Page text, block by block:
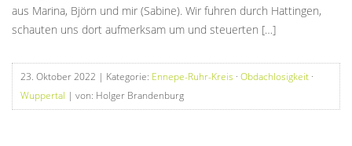
aus Marina, Björn und mir (Sabine). Wir fuhren durch Hattingen,
schauten uns dort aufmerksam um und steuerten […]
23. Oktober 2022 | Kategorie: Ennepe-Ruhr-Kreis · Obdachlosigkeit ·
Wuppertal | von: Holger Brandenburg